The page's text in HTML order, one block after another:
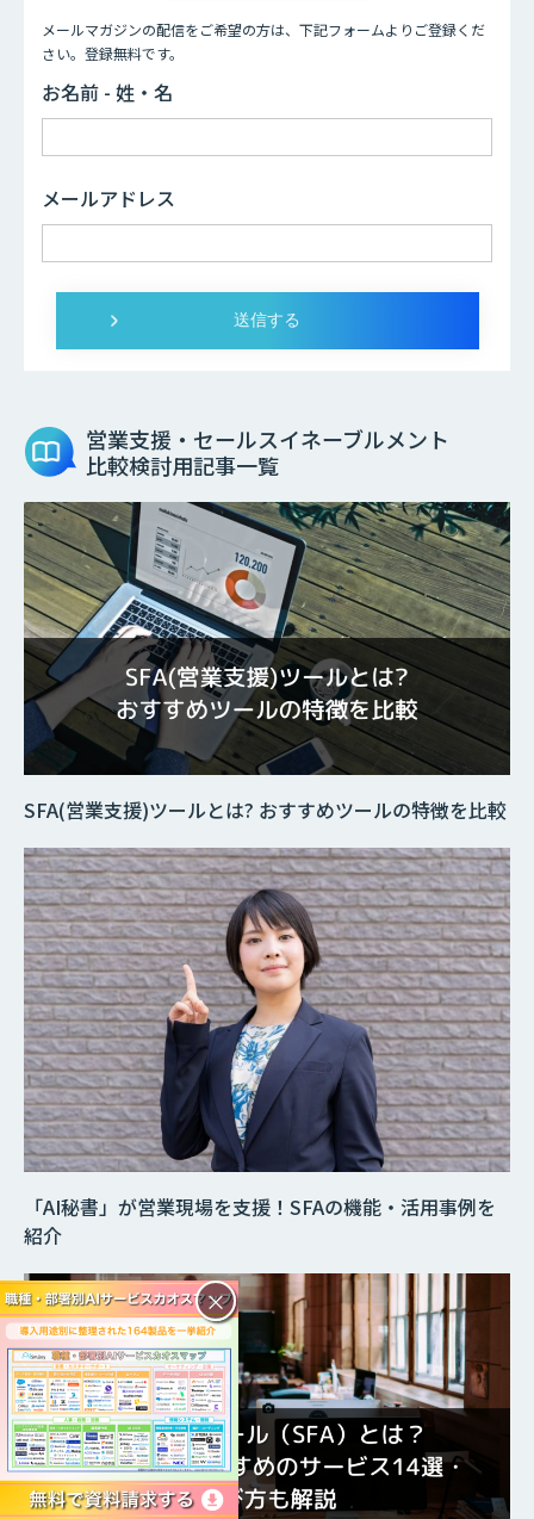
メールマガジンの配信をご希望の方は、下記フォームよりご登録くだ
さい。登録無料です。
お名前 - 姓・名
メールアドレス
営業支援・セールスイネーブルメント
比較検討用記事一覧
「AI秘書」が営業現場を支援！SFAの機能・活用事例を
紹介
SFA(営業支援)ツールとは? おすすめツールの特徴を比較
×